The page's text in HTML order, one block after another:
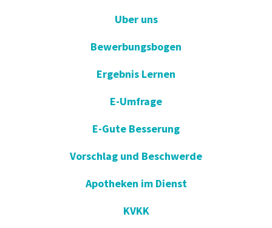
Uber uns
Bewerbungsbogen
Ergebnis Lernen
E-Umfrage
E-Gute Besserung
Vorschlag und Beschwerde
Apotheken im Dienst
KVKK